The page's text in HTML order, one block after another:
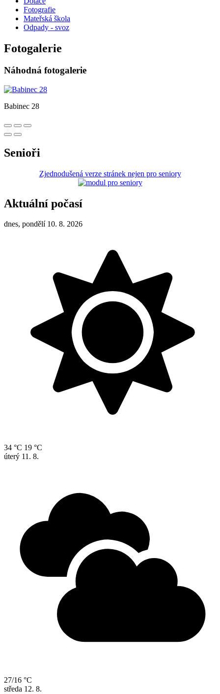
Fotografie
Mateřská škola
Odpady - svoz
Fotogalerie
Náhodná fotogalerie
Babinec 28
Senioři
Zjednodušená verze stránek nejen pro seniory
Aktuální počasí
dnes, pondělí 10. 8. 2026
34 °C 19 °C
úterý 11. 8.
27/16 °C
středa 12. 8.